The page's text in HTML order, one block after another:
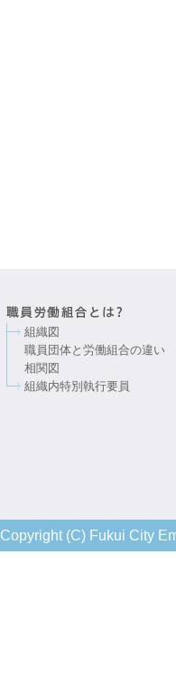
組織図
職員団体と労働組合の違い
相関図
組織内特別執行要員
Copyright (C) Fukui City